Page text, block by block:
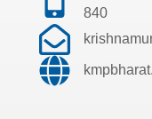
840